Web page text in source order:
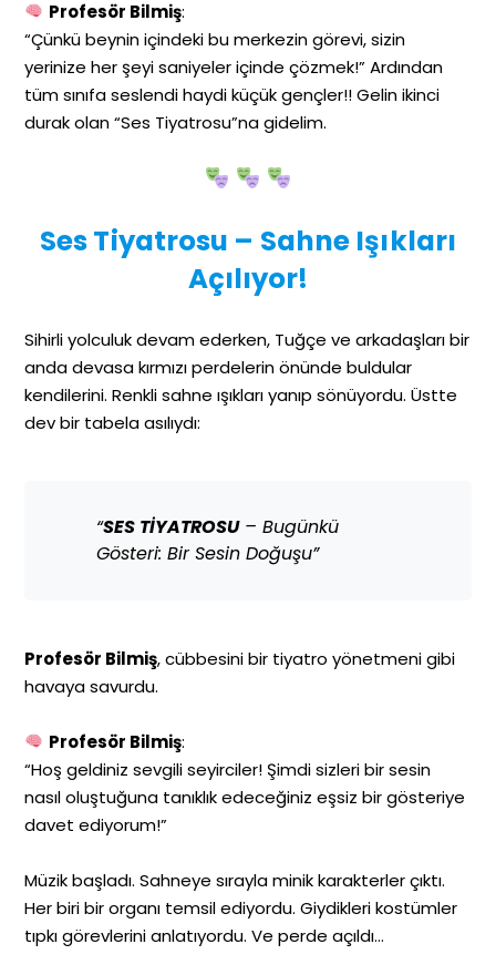
Profesör Bilmiş:
“Çünkü beynin içindeki bu merkezin görevi, sizin
yerinize her şeyi saniyeler içinde çözmek!” Ardından
tüm sınıfa seslendi haydi küçük gençler!! Gelin ikinci
durak olan “Ses Tiyatrosu”na gidelim.
Ses Tiyatrosu – Sahne Işıkları
Açılıyor!
Sihirli yolculuk devam ederken, Tuğçe ve arkadaşları bir
anda devasa kırmızı perdelerin önünde buldular
kendilerini. Renkli sahne ışıkları yanıp sönüyordu. Üstte
dev bir tabela asılıydı:
“SES TİYATROSU– Bugünkü
Gösteri: Bir Sesin Doğuşu”
Profesör Bilmiş, cübbesini bir tiyatro yönetmeni gibi
havaya savurdu.
Profesör Bilmiş:
“Hoş geldiniz sevgili seyirciler! Şimdi sizleri bir sesin
nasıl oluştuğuna tanıklık edeceğiniz eşsiz bir gösteriye
davet ediyorum!”
Müzik başladı. Sahneye sırayla minik karakterler çıktı.
Her biri bir organı temsil ediyordu. Giydikleri kostümler
tıpkı görevlerini anlatıyordu. Ve perde açıldı…